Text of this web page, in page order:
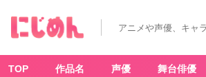
アニメや声優、キャ
TOP 作品名 声優 舞台俳優